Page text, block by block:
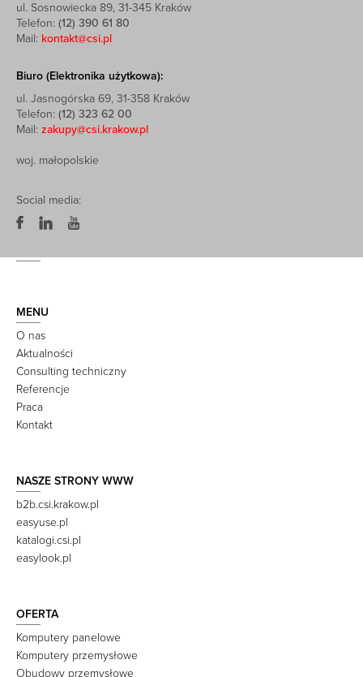
ul. Sosnowiecka 89, 31-345 Kraków
Telefon: (12) 390 61 80
Mail: kontakt@csi.pl
Biuro (Elektronika użytkowa):
ul. Jasnogórska 69, 31-358 Kraków
Telefon: (12) 323 62 00
Mail: zakupy@csi.krakow.pl
woj. małopolskie
Social media:
MENU
O nas
Aktualności
Consulting techniczny
Referencje
Praca
Kontakt
NASZE STRONY WWW
b2b.csi.krakow.pl
easyuse.pl
katalogi.csi.pl
easylook.pl
OFERTA
Komputery panelowe
Komputery przemysłowe
Obudowy przemysłowe